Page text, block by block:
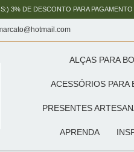
3% DE DESCONTO PARA
ALÇAS PARA
ACESSÓRIOS PARA
PRESENTES
APRENDA